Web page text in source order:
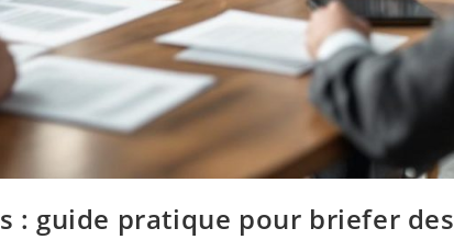
: guide pratique pour briefer des